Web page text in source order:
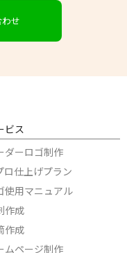
せ
ビス
ダーロゴ制作
ロ仕上げプラン
使用マニュアル
作成
作成
ムページ制作